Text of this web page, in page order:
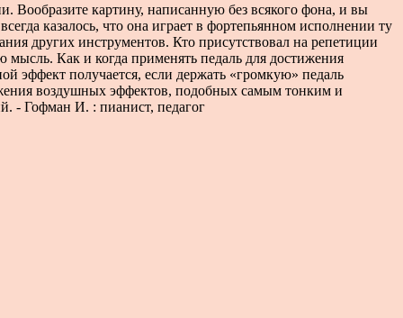
Вообразите картину, написанную без всякого фона, и вы
казалось, что она играет в фортепьянном исполнении ту
других инструментов. Кто присутствовал на репетиции
Как и когда применять педаль для достижения
эффект получается, если держать «громкую» педаль
воздушных эффектов, подобных самым тонким и
- Гофман И. : пианист, педагог